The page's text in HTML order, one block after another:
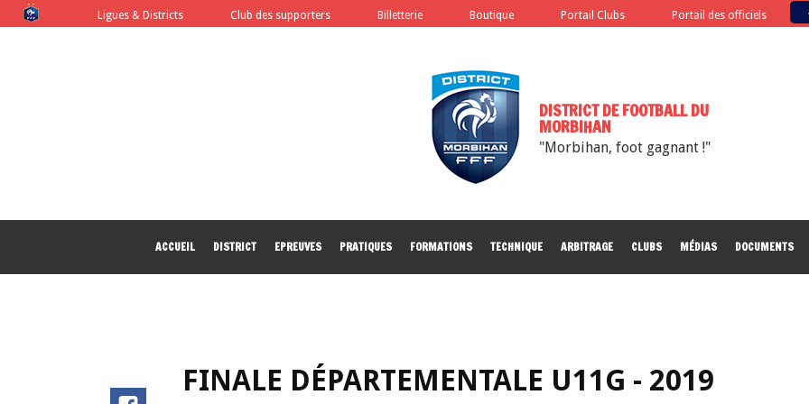
Ligues & Districts Club des supporters Billetterie Boutique Portail Clubs Portail des officiels
DISTRICT DE FOOTBALL DU
MORBIHAN
"Morbihan, foot gagnant !"
ACCUEIL DISTRICT EPREUVES PRATIQUES FORMATIONS TECHNIQUE ARBITRAGE CLUBS MÉDIAS DOCUMENTS
FINALE DÉPARTEMENTALE U11G - 2019